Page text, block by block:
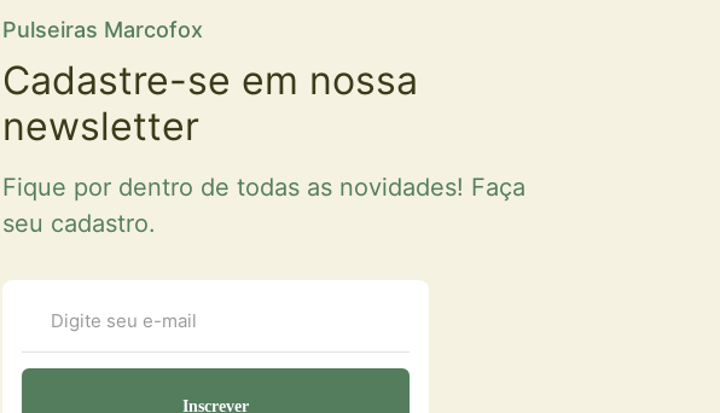
Pulseiras Marcofox
Cadastre-se em nossa
newsletter
Fique por dentro de todas as novidades! Faça
seu cadastro.